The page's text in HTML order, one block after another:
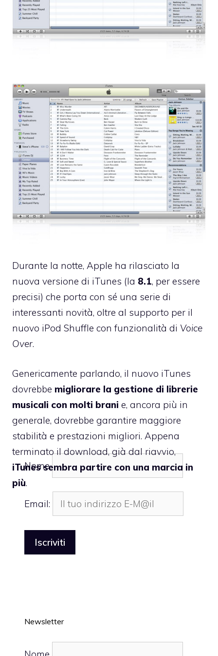
Durante la notte, Apple ha rilasciato la
nuova versione di iTunes (la 8.1, per essere
precisi) che porta con sé una serie di
interessanti novità, oltre al supporto per il
nuovo iPod Shuffle con funzionalità di Voice
Over.
Genericamente parlando, il nuovo iTunes
dovrebbe migliorare la gestione di librerie
musicali con molti brani e, ancora più in
generale, dovrebbe garantire maggiore
stabilità e prestazioni migliori. Appena
terminato il download, già dal riavvio,
iTunes sembra partire con una marcia in
più.
Nome
Email:
Newsletter